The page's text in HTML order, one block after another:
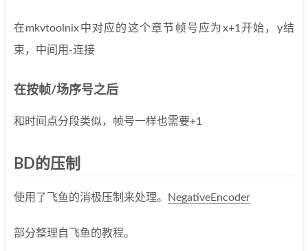
在mkvtoolnix中对应的这个章节帧号应为x+1开始，y结
束，中间用-连接
在按帧/场序号之后
和时间点分段类似，帧号一样也需要+1
BD的压制
使用了飞鱼的消极压制来处理。 NegativeEncoder
部分整理自飞鱼的教程。